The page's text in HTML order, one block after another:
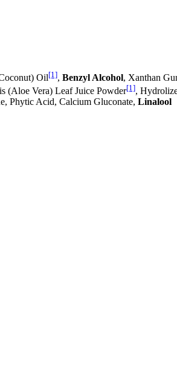
Oil[1], Benzyl Alcohol, Xanthan
(Aloe Vera) Leaf Juice Powder[1],
Phytic Acid, Calcium Gluconate, Linalool